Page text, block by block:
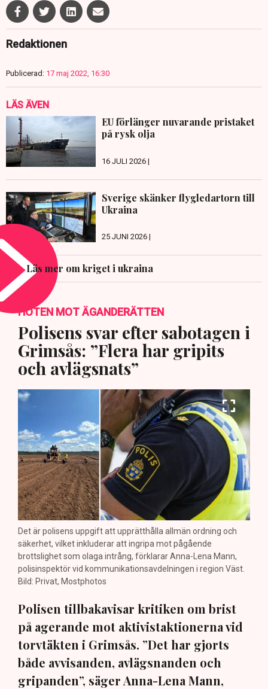
Redaktionen
Publicerad: 17 maj 2022, 16:30
LÄS ÄVEN
EU förlänger nuvarande pristaket
på rysk olja
16 JULI 2026 |
Sverige skänker flygledartorn till
Ukraina
25 JUNI 2026 |
Läs mer om kriget i ukraina
HOTEN MOT ÄGANDERÄTTEN
Polisens svar efter sabotagen i
Grimsås: ”Flera har gripits
och avlägsnats”
Det är polisens uppgift att upprätthålla allmän ordning och
säkerhet, vilket inkluderar att ingripa mot pågående
brottslighet som olaga intrång, förklarar Anna-Lena Mann,
polisinspektör vid kommunikationsavdelningen i region Väst.
Bild: Privat, Mostphotos
Polisen tillbakavisar kritiken om brist
på agerande mot aktivistaktionerna vid
torvtäkten i Grimsås. ”Det har gjorts
både avvisanden, avlägsnanden och
gripanden”, säger Anna-Lena Mann,